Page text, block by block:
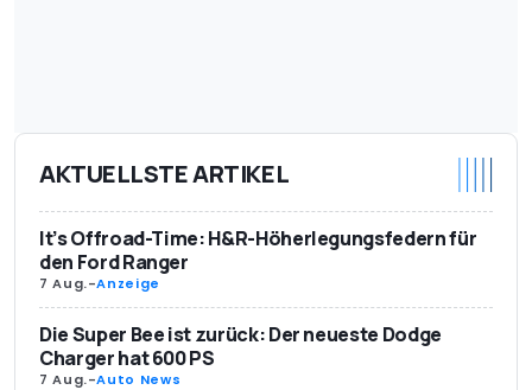
AKTUELLSTE ARTIKEL
It’s Offroad-Time: H&R-Höherlegungsfedern für
den Ford Ranger
7 Aug.-Anzeige
Die Super Bee ist zurück: Der neueste Dodge
Charger hat 600 PS
7 Aug.-Auto News